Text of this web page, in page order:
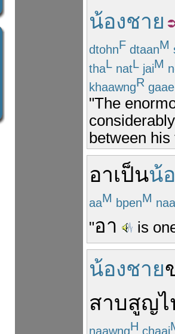
น้องชาย
dtohnF dtaanM
thaL natL jaiM
khaawngR gaae
"The
between
อาเป็นน้
aaM bpenM
"อา is
น้องชาย
สาบสูญ
naawngH chaai